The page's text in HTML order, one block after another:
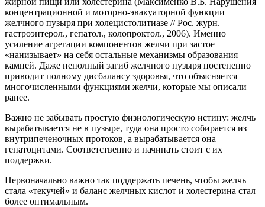
концентрационной и моторно-эвакуаторной функции
желчного пузыря при холецистолитиазе // Рос. журн.
гастроэнтерол., гепатол., колопроктол., 2006). Именно
усиление агрегации компонентов желчи при застое
«нанизывает» на себя остальные механизмы образования
камней. Даже неполный загиб желчного пузыря постепенно
приводит полному дисбалансу здоровья, что объясняется
многочисленными функциями желчи, которые мы описали
ранее.
Важно не забывать простую физиологическую истину: желчь
вырабатывается не в пузыре, туда она просто собирается из
внутрипеченочных протоков, а вырабатывается она
гепатоцитами. Соответственно и начинать стоит с их
поддержки.
Первоначально важно так поддержать печень, чтобы желчь
стала «текучей» и баланс желчных кислот и холестерина стал
более оптимальным.